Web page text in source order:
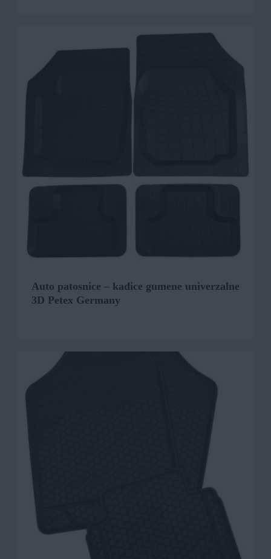
Auto patosnice – kadice gumene univerzalne
3D Petex Germany